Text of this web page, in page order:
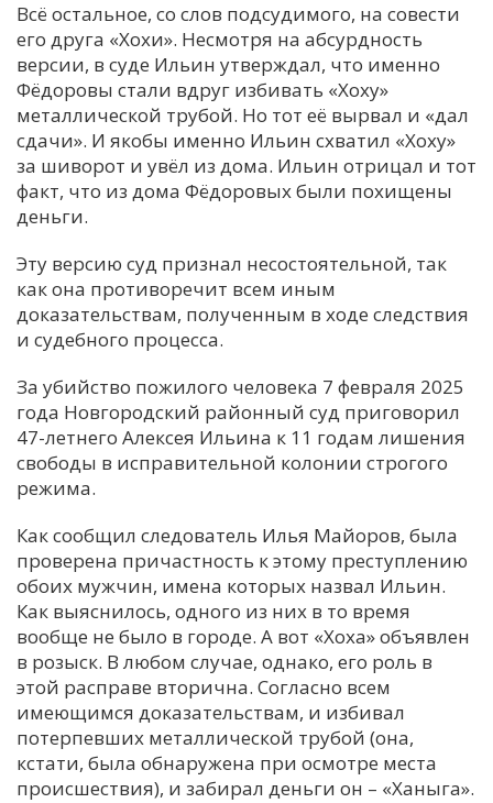
Всё остальное, со слов подсудимого, на совести
его друга «Хохи». Несмотря на абсурдность
версии, в суде Ильин утверждал, что именно
Фёдоровы стали вдруг избивать «Хоху»
металлической трубой. Но тот её вырвал и «дал
сдачи». И якобы именно Ильин схватил «Хоху»
за шиворот и увёл из дома. Ильин отрицал и тот
факт, что из дома Фёдоровых были похищены
деньги.
Эту версию суд признал несостоятельной, так
как она противоречит всем иным
доказательствам, полученным в ходе следствия
и судебного процесса.
За убийство пожилого человека 7 февраля 2025
года Новгородский районный суд приговорил
47-летнего Алексея Ильина к 11 годам лишения
свободы в исправительной колонии строгого
режима.
Как сообщил следователь Илья Майоров, была
проверена причастность к этому преступлению
обоих мужчин, имена которых назвал Ильин.
Как выяснилось, одного из них в то время
вообще не было в городе. А вот «Хоха» объявлен
в розыск. В любом случае, однако, его роль в
этой расправе вторична. Согласно всем
имеющимся доказательствам, и избивал
потерпевших металлической трубой (она,
кстати, была обнаружена при осмотре места
происшествия), и забирал деньги он – «Ханыга».